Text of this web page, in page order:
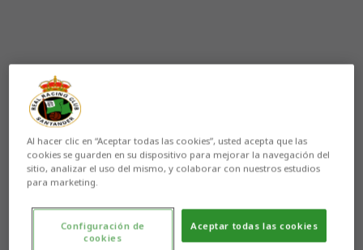
Aún no hay reacciones. ¡Sé el primero!
Al hacer clic en “Aceptar todas las cookies”, usted acepta que las
cookies se guarden en su dispositivo para mejorar la navegación del
sitio, analizar el uso del mismo, y colaborar con nuestros estudios
para marketing.
Aceptar todas las cookies
Configuración de
cookies